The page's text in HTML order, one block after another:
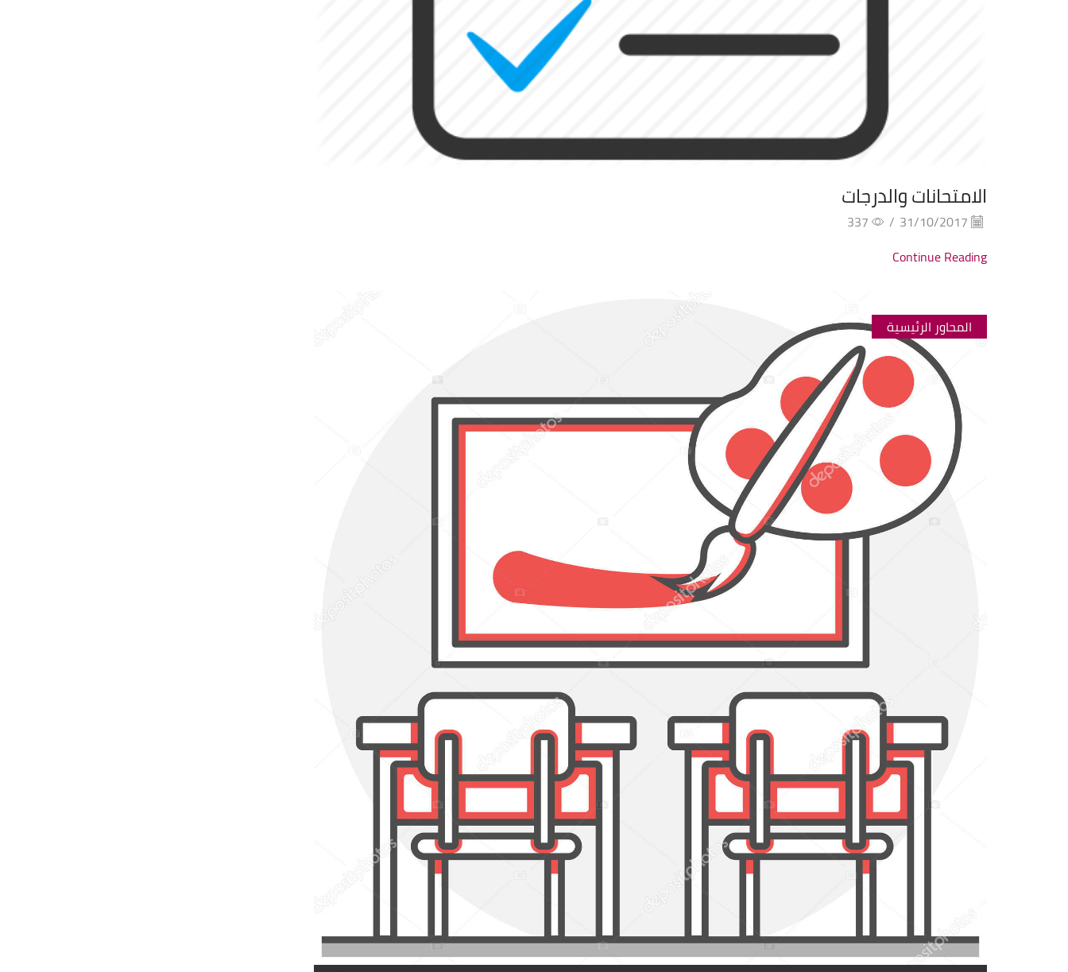
الامتحانات والدرجات
/
337
Continue Reading
المحاور الرئيسية